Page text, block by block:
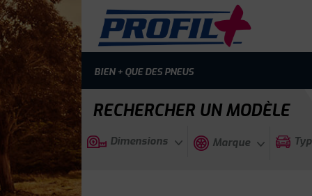
BIEN + QUE DES PNEUS
RECHERCHER UN MODÈLE
Dimensions Marque